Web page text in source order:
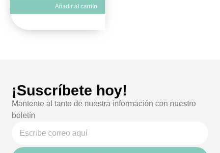
Añadir al carrito
¡Suscríbete hoy!
Mantente al tanto de nuestra información con nuestro
boletín